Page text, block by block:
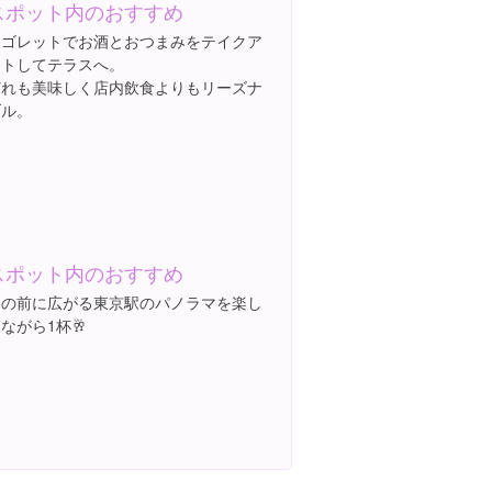
ポット内のおすすめ
レットでお酒とおつまみをテイクア
してテラスへ。
も美味しく店内飲食よりもリーズナ
。
ポット内のおすすめ
前に広がる東京駅のパノラマを楽し
がら1杯🥂